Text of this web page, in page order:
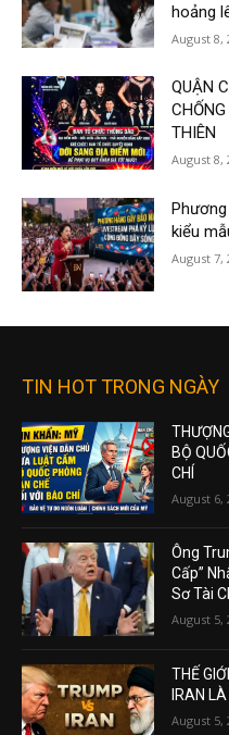
hoảng
August 8,
QUẬN
THIÊN
August 8,
kiểu
August 7,
TIN HOT TRONG NGÀY
BỘ
CHÍ
August 6,
Ông
Cấp”
Sơ Tài
August 5,
THẾ
IRAN
August 5,